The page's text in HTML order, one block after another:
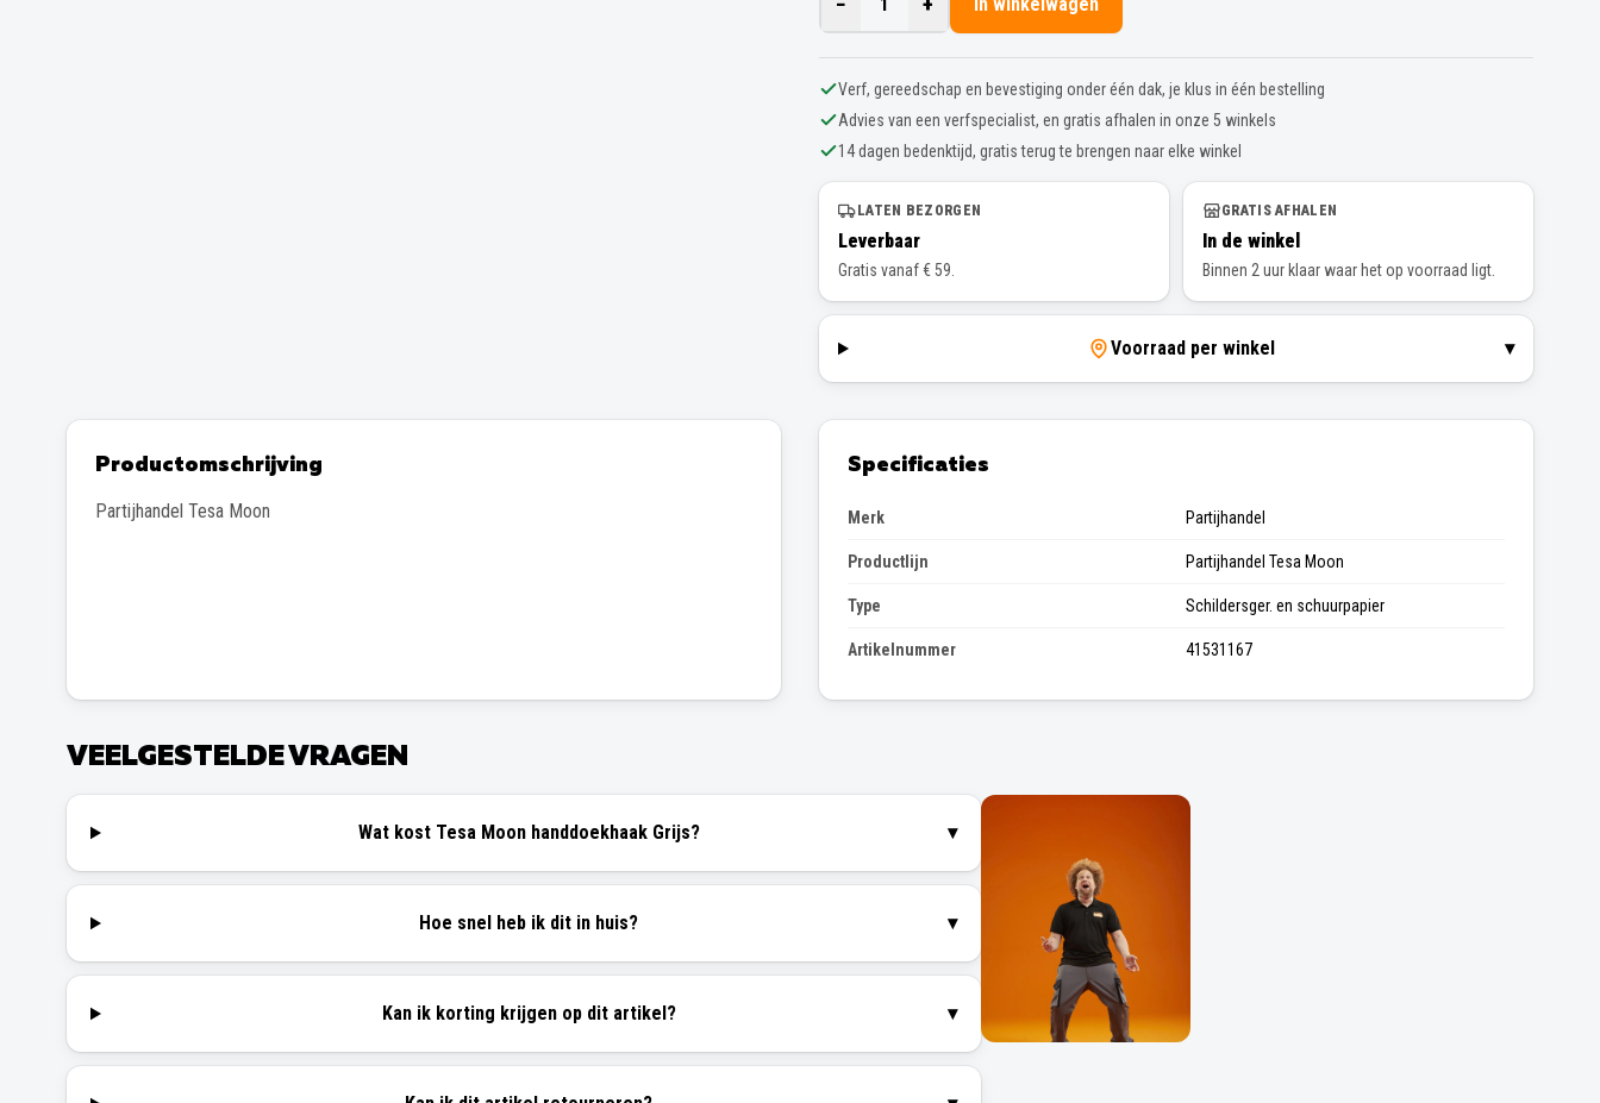
Verf, gereedschap en bevestiging onder één dak, je klus in één bestelling
Advies van een verfspecialist, en gratis afhalen in onze 5 winkels
14 dagen bedenktijd, gratis terug te brengen naar elke winkel
LATEN BEZORGEN
Leverbaar
Gratis vanaf € 59.
GRATIS AFHALEN
In de winkel
Binnen 2 uur klaar waar het op voorraad ligt.
Voorraad per winkel ▾
Productomschrijving
Partijhandel Tesa Moon
Specificaties
Merk Partijhandel
Productlijn Partijhandel Tesa Moon
Type Schildersger. en schuurpapier
Artikelnummer 41531167
VEELGESTELDE VRAGEN
Wat kost Tesa Moon handdoekhaak Grijs? ▾
Hoe snel heb ik dit in huis? ▾
Kan ik korting krijgen op dit artikel? ▾